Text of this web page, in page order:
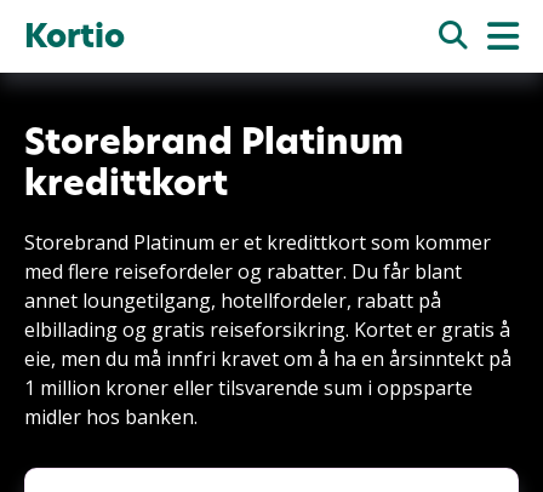
Kortio
Storebrand Platinum
kredittkort
Storebrand Platinum er et kredittkort som kommer
med flere reisefordeler og rabatter. Du får blant
annet loungetilgang, hotellfordeler, rabatt på
elbillading og gratis reiseforsikring. Kortet er gratis å
eie, men du må innfri kravet om å ha en årsinntekt på
1 million kroner eller tilsvarende sum i oppsparte
midler hos banken.